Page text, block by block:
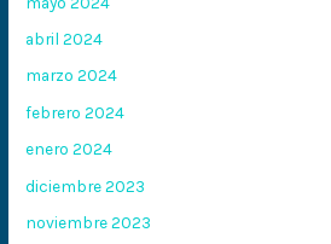
abril 2024
marzo 2024
febrero 2024
enero 2024
diciembre 2023
noviembre 2023